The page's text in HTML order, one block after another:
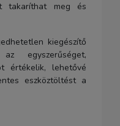
takaríthat meg és
kiegészítő
egyszerűséget,
értékelik, lehetővé
eszköztöltést a